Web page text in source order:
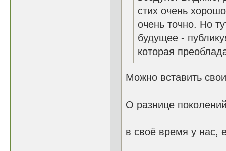
стих очень
очень точно. Но
будущее -
которая
Можно вставить
О разнице
в своё время у нас,